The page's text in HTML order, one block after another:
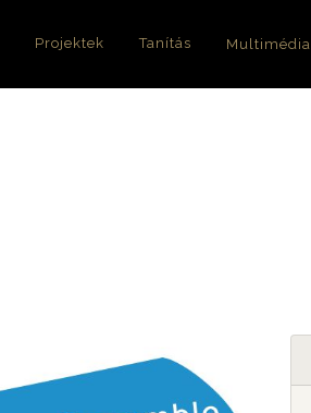
Projektek Tanítás Multimédia